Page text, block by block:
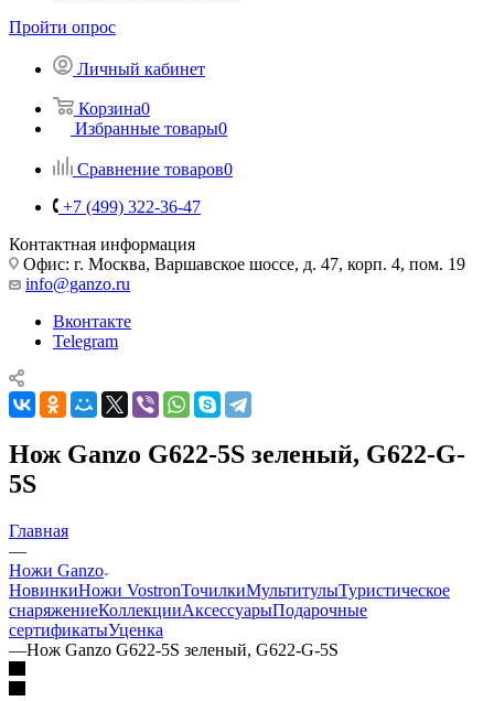
Пройти опрос
Личный кабинет
Корзина0
Избранные товары0
Сравнение товаров0
+7 (499) 322-36-47
Контактная информация
Офис: г. Москва, Варшавское шоссе, д. 47, корп. 4, пом. 19
info@ganzo.ru
Вконтакте
Telegram
Нож Ganzo G622-5S зеленый, G622-G-
5S
Главная
—
Ножи Ganzo
НовинкиНожи VostronТочилкиМультитулыТуристическое
снаряжениеКоллекцииАксессуарыПодарочные
сертификатыУценка
—Нож Ganzo G622-5S зеленый, G622-G-5S